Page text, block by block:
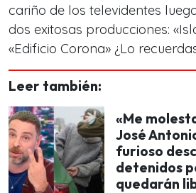
cariño de los televidentes
dos exitosas producciones:
«Edificio Corona» ¿Lo
Leer también:
«Me
José
furioso
detenidos
quedarán